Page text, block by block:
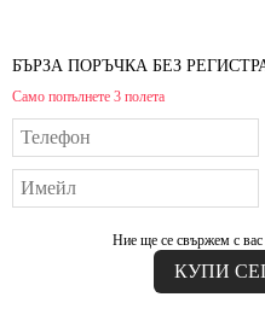
БЪРЗА ПОРЪЧКА БЕЗ
Само попълнете 3 полета
Ние ще се свържем с вас